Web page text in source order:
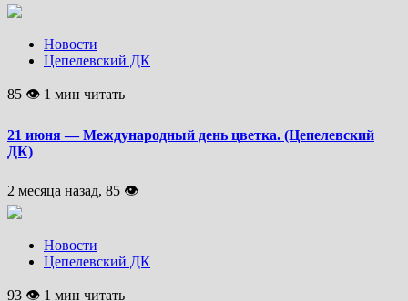
Новости
Цепелевский ДК
85 👁 1 мин читать
21 июня — Международный день цветка. (Цепелевский
ДК)
2 месяца назад, 85 👁
Новости
Цепелевский ДК
93 👁 1 мин читать